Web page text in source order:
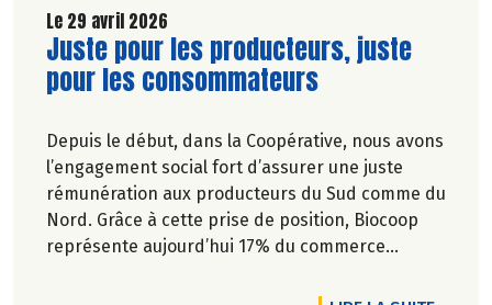
Le 29 avril 2026
Lire la suite de l'article
Juste pour les producteurs, juste
pour les consommateurs
Depuis le début, dans la Coopérative, nous avons
l’engagement social fort d’assurer une juste
rémunération aux producteurs du Sud comme du
Nord. Grâce à cette prise de position, Biocoop
représente aujourd’hui 17% du commerce
marque Biocoop sont labellisés CE.